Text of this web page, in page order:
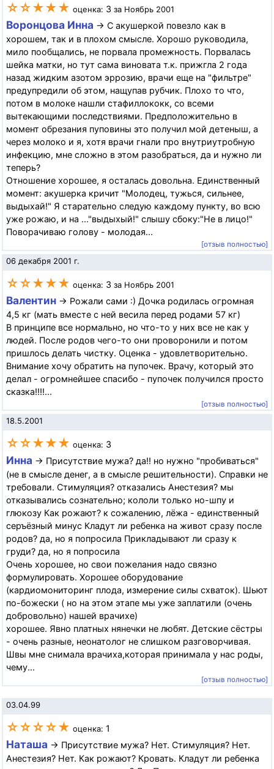
☆☆★★★ оценка: 3 за Ноябрь 2001
Воронцова Инна → С акушеркой повезло как в
хорошем, так и в плохом смысле. Хорошо руководила,
мило пообщались, не порвала промежность. Порвалась
шейка матки, но тут сама виновата т.к. прижгла 2 года
назад жидким азотом эррозию, врачи еще на "фильтре"
предупредили об этом, нащупав рубчик. Плохо то что,
потом в молоке нашли стафиллококк, со всеми
вытекающими последствиями. Предположительно в
момент обрезания пуповины это получил мой детеныш, а
через молоко и я, хотя врачи гнали про внутриутробную
инфекцию, мне сложно в этом разобраться, да и нужно ли
теперь?
Отношение хорошее, я осталась довольна. Единственный
момент: акушерка кричит "Молодец, тужься, сильнее,
выдыхай!" Я старательно следую каждому пункту, во всю
уже рожаю, и на ..."выдыхый!" слышу сбоку:"Не в лицо!"
Поворачиваю голову - молодая...
[отзыв полностью]
06 декабря 2001 г.
☆☆★★★ оценка: 3 за Ноябрь 2001
Валентин → Рожали сами :) Дочка родилась огромная
4,5 кг (мать вместе с ней весила перед родами 57 кг)
В принципе все нормально, но что-то у них все не как у
людей. После родов чего-то они проворонили и потом
пришлось делать чистку. Оценка - удовлетворительно.
Внимание хочу обратить на пупочек. Врачу, который это
делал - огромнейшее спасибо - пупочек получился просто
сказка!!!!...
[отзыв полностью]
18.5.2001
☆☆★★★ оценка: 3
Инна → Присутствие мужа? да!! но нужно "пробиваться"
(не в смысле денег, а в смысле решительности). Справки не
требовали. Стимуляция? отказались Анестезия? мы
отказывались сознательно; кололи только но-шпу и
глюкозу Как рожают? к сожалению, лёжа - единственный
серъёзный минус Кладут ли ребенка на живот сразу после
родов? да, но я попросила Прикладывают ли сразу к
груди? да, но я попросила
Очень хорошее, но свои пожелания надо связно
формулировать. Хорошее оборудование
(кардиомониторинг плода, измерение силы схваток). Шьют
по-божески ( но на этом этапе мы уже заплатили (очень
добровольно) нашей врачихе)
хорошее. Явно платных нянечки не любят. Детские сёстры
- очень разные, неонатолог не слишком разговорчивая.
Швы мне снимала врачиха,которая принимала у нас роды,
чему...
[отзыв полностью]
03.04.99
☆☆☆☆★ оценка: 1
Наташа → Присутствие мужа? Нет. Стимуляция? Нет.
Анестезия? Нет. Как рожают? Кровать. Кладут ли ребенка